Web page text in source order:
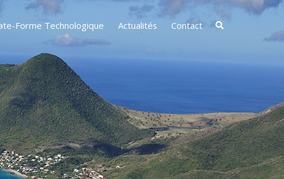
Forme Technologique Actualités Contact